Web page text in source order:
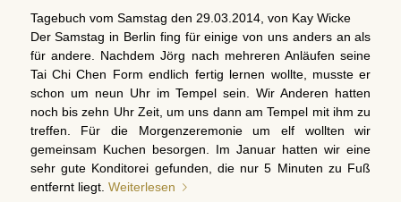
Tagebuch vom Samstag den 29.03.2014, von Kay Wicke
Der Samstag in Berlin fing für einige von uns anders an als
für andere. Nachdem Jörg nach mehreren Anläufen seine
Tai Chi Chen Form endlich fertig lernen wollte, musste er
schon um neun Uhr im Tempel sein. Wir Anderen hatten
noch bis zehn Uhr Zeit, um uns dann am Tempel mit ihm zu
treffen. Für die Morgenzeremonie um elf wollten wir
gemeinsam Kuchen besorgen. Im Januar hatten wir eine
sehr gute Konditorei gefunden, die nur 5 Minuten zu Fuß
entfernt liegt. Weiterlesen